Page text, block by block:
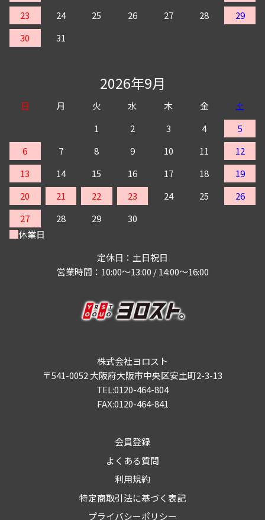
23
24 25 26 27 28
29
30
31
2026年9月
日 月 火 水 木 金
土
1
2 3 4
5
6
7 8 9 10 11
12
13
14 15 16 17 18
19
20
21 22 23 24 25
26
27
28 29
30
休業日
定休日：土日祝日
営業時間：10:00～13:00 / 14:00～16:00
株式会社ヨロスト
〒541-0052 大阪府大阪市中央区安土町2-3-13
TEL:0120-464-804
FAX:0120-464-841
会員登録
よくある質問
利用規約
特定商取引法に基づく表記
プライバシーポリシー